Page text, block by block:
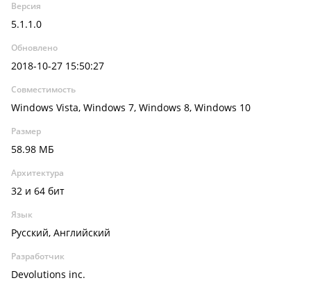
Версия
5.1.1.0
Обновлено
2018-10-27 15:50:27
Совместимость
Windows Vista, Windows 7, Windows 8, Windows 10
Размер
58.98 МБ
Архитектура
32 и 64 бит
Язык
Русский, Английский
Разработчик
Devolutions inc.